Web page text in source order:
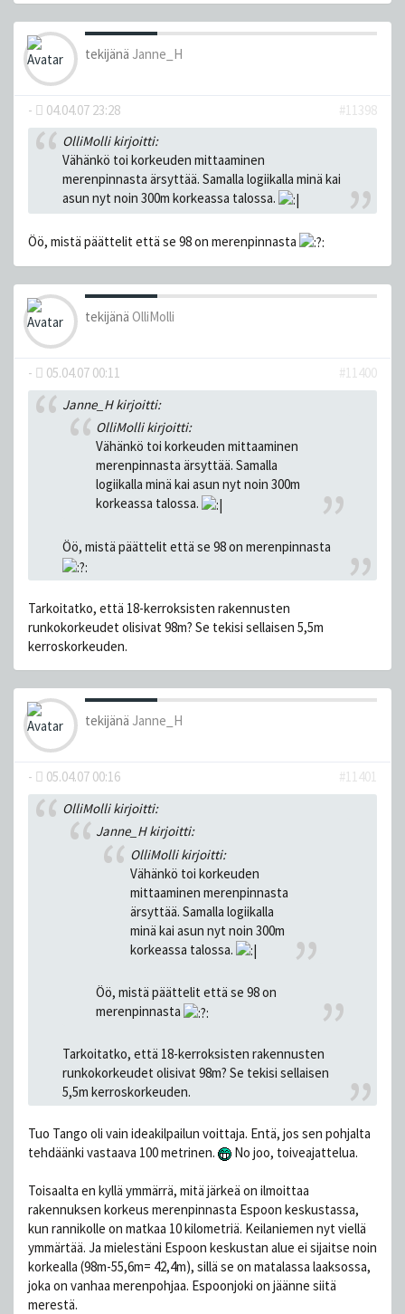
tekijänä Janne_H
- 04.04.07 23:28
#11398
OlliMolli kirjoitti:
Vähänkö toi korkeuden mittaaminen
merenpinnasta ärsyttää. Samalla logiikalla minä kai
asun nyt noin 300m korkeassa talossa.
Öö, mistä päättelit että se 98 on merenpinnasta
tekijänä OlliMolli
- 05.04.07 00:11
#11400
Janne_H kirjoitti:
OlliMolli kirjoitti:
Vähänkö toi korkeuden mittaaminen
merenpinnasta ärsyttää. Samalla
logiikalla minä kai asun nyt noin 300m
korkeassa talossa.
Öö, mistä päättelit että se 98 on merenpinnasta
Tarkoitatko, että 18-kerroksisten rakennusten
runkokorkeudet olisivat 98m? Se tekisi sellaisen 5,5m
kerroskorkeuden.
tekijänä Janne_H
- 05.04.07 00:16
#11401
OlliMolli kirjoitti:
Janne_H kirjoitti:
OlliMolli kirjoitti:
Vähänkö toi korkeuden
mittaaminen merenpinnasta
ärsyttää. Samalla logiikalla
minä kai asun nyt noin 300m
korkeassa talossa.
Öö, mistä päättelit että se 98 on
merenpinnasta
Tarkoitatko, että 18-kerroksisten rakennusten
runkokorkeudet olisivat 98m? Se tekisi sellaisen
5,5m kerroskorkeuden.
Tuo Tango oli vain ideakilpailun voittaja. Entä, jos sen pohjalta
tehdäänki vastaava 100 metrinen.
No joo, toiveajattelua.
Toisaalta en kyllä ymmärrä, mitä järkeä on ilmoittaa
rakennuksen korkeus merenpinnasta Espoon keskustassa,
kun rannikolle on matkaa 10 kilometriä. Keilaniemen nyt viellä
ymmärtää. Ja mielestäni Espoon keskustan alue ei sijaitse noin
korkealla (98m-55,6m= 42,4m), sillä se on matalassa laaksossa,
joka on vanhaa merenpohjaa. Espoonjoki on jäänne siitä
merestä.